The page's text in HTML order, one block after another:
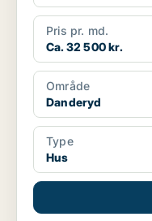
Pris pr. md.
Ca. 32 500 kr.
Område
Danderyd
Type
Hus